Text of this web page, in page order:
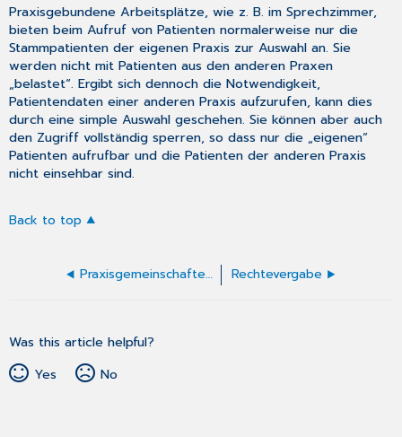
Praxisgebundene Arbeitsplätze, wie z. B. im Sprechzimmer,
bieten beim Aufruf von Patienten normalerweise nur die
Stammpatienten der eigenen Praxis zur Auswahl an. Sie
werden nicht mit Patienten aus den anderen Praxen
„belastet“. Ergibt sich dennoch die Notwendigkeit,
Patientendaten einer anderen Praxis aufzurufen, kann dies
durch eine simple Auswahl geschehen. Sie können aber auch
den Zugriff vollständig sperren, so dass nur die „eigenen“
Patienten aufrufbar und die Patienten der anderen Praxis
nicht einsehbar sind.
Back to top
Praxisgemeinschaften: Handhabung im Programm Rechtevergabe
Was this article helpful?
Yes
No